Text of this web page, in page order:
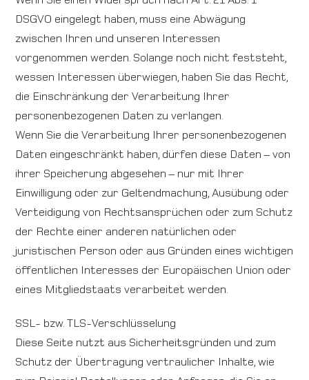
DSGVO eingelegt haben, muss eine Abwägung
zwischen Ihren und unseren Interessen
vorgenommen werden. Solange noch nicht feststeht,
wessen Interessen überwiegen, haben Sie das Recht,
die Einschränkung der Verarbeitung Ihrer
personenbezogenen Daten zu verlangen.
Wenn Sie die Verarbeitung Ihrer personenbezogenen
Daten eingeschränkt haben, dürfen diese Daten – von
ihrer Speicherung abgesehen – nur mit Ihrer
Einwilligung oder zur Geltendmachung, Ausübung oder
Verteidigung von Rechtsansprüchen oder zum Schutz
der Rechte einer anderen natürlichen oder
juristischen Person oder aus Gründen eines wichtigen
öffentlichen Interesses der Europäischen Union oder
eines Mitgliedstaats verarbeitet werden.
SSL- bzw. TLS-Verschlüsselung
Diese Seite nutzt aus Sicherheitsgründen und zum
Schutz der Übertragung vertraulicher Inhalte, wie